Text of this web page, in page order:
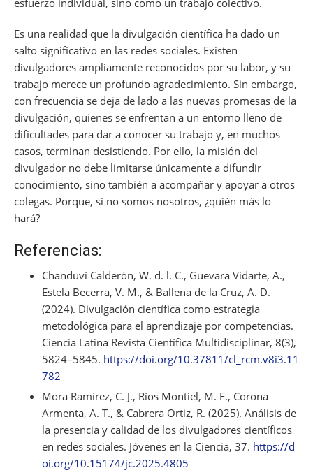
Es una realidad que la divulgación científica ha dado un
salto significativo en las redes sociales. Existen
divulgadores ampliamente reconocidos por su labor, y su
trabajo merece un profundo agradecimiento. Sin embargo,
con frecuencia se deja de lado a las nuevas promesas de la
divulgación, quienes se enfrentan a un entorno lleno de
dificultades para dar a conocer su trabajo y, en muchos
casos, terminan desistiendo. Por ello, la misión del
divulgador no debe limitarse únicamente a difundir
conocimiento, sino también a acompañar y apoyar a otros
colegas. Porque, si no somos nosotros, ¿quién más lo
hará?
Referencias:
Chanduví Calderón, W. d. l. C., Guevara Vidarte, A.,
Estela Becerra, V. M., & Ballena de la Cruz, A. D.
(2024). Divulgación científica como estrategia
metodológica para el aprendizaje por competencias.
Ciencia Latina Revista Científica Multidisciplinar, 8(3),
5824–5845. https://doi.org/10.37811/cl_rcm.v8i3.11
782
Mora Ramírez, C. J., Ríos Montiel, M. F., Corona
Armenta, A. T., & Cabrera Ortiz, R. (2025). Análisis de
la presencia y calidad de los divulgadores científicos
en redes sociales. Jóvenes en la Ciencia, 37. https://d
oi.org/10.15174/jc.2025.4805